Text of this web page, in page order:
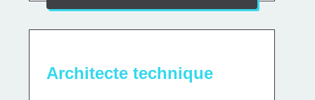
Architecte technique